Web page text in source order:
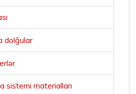
dolğular
sistemi materialları